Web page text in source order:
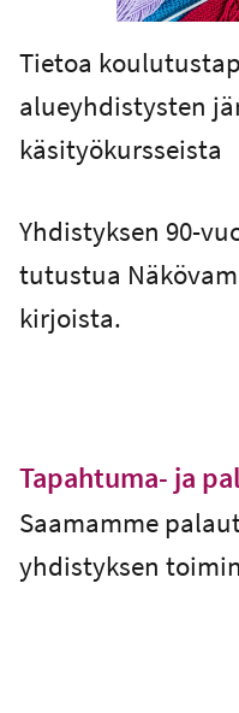
Tietoa
alueyhdistysten
käsityökursseista
Yhdistyksen 90-
tutustua
kirjoista.
Tapahtuma- ja
-Extern länk
Saamamme
yhdistyksen